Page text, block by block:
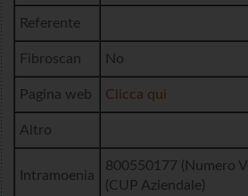
Referente
Fibroscan No
Pagina web Clicca qui
Altro
Intramoenia
800550177 (Numero
(CUP Aziendale)